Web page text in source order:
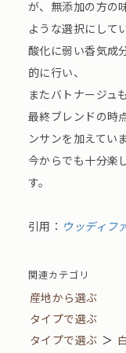
が、無添加の方の
ような選択にして
酸化に弱い香気成
的に行い、
またバトナージュ
最終ブレンドの時
ンサンを加えていま
今からでも十分楽
す。
引用： ウッディフ
関連カテゴリ
産地から選ぶ
タイプで選ぶ
タイプで選ぶ ＞